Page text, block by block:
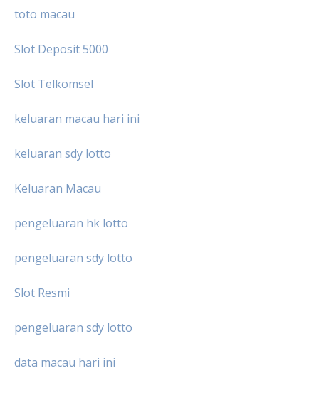
toto macau
Slot Deposit 5000
Slot Telkomsel
keluaran macau hari ini
keluaran sdy lotto
Keluaran Macau
pengeluaran hk lotto
pengeluaran sdy lotto
Slot Resmi
pengeluaran sdy lotto
data macau hari ini